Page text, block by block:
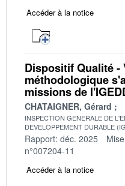
Accéder à la notice
Dispositif Qualité -
méthodologique
missions de
CHATAIGNER, Gérard
INSPECTION GENERALE DE
DEVELOPPEMENT DURABLE
Rapport: déc. 2025
n°007204-11
Accéder à la notice